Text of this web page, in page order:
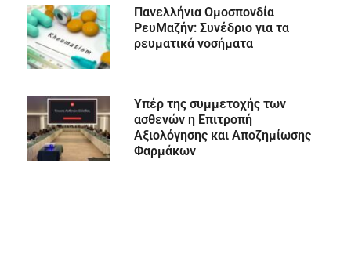
Πανελλήνια Ομοσπονδία
ΡευΜαζήν: Συνέδριο για τα
ρευματικά νοσήματα
Υπέρ της συμμετοχής των
ασθενών η Επιτροπή
Αξιολόγησης και Αποζημίωσης
Φαρμάκων